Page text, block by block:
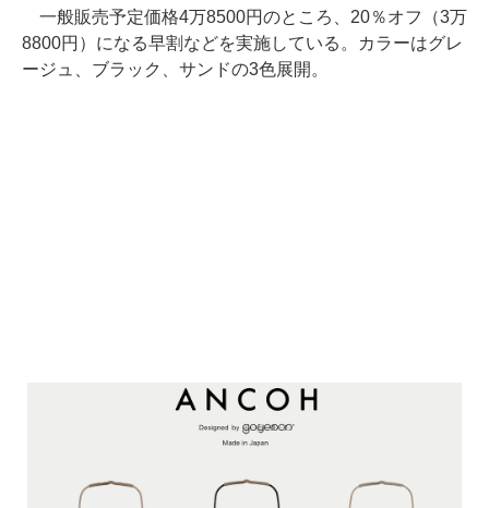
一般販売予定価格4万8500円のところ、20％オフ（3万
8800円）になる早割などを実施している。カラーはグレ
ージュ、ブラック、サンドの3色展開。